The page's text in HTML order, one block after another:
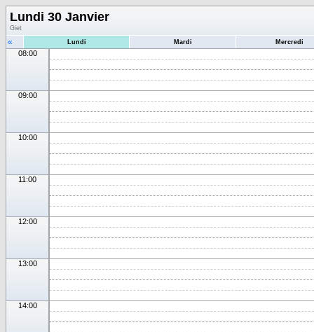
Lundi 30 Janvier
Giet
« Lundi Mardi Mercredi
08:00
09:00
10:00
11:00
12:00
13:00
14:00